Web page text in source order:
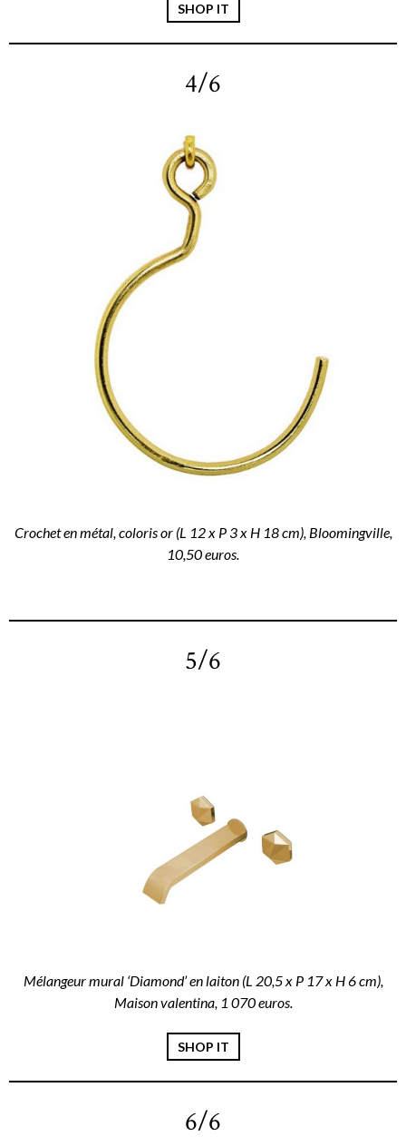
SHOP IT
4/6
Crochet en métal, coloris or (L 12 x P 3 x H 18 cm), Bloomingville,
10,50 euros.
5/6
Mélangeur mural ‘Diamond’ en laiton (L 20,5 x P 17 x H 6 cm),
Maison valentina, 1 070 euros.
SHOP IT
6/6